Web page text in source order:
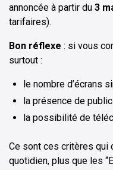
annoncée à partir du 3
tarifaires).
Bon réflexe : si vous
surtout :
le nombre d’écrans
la présence de
la possibilité de
Ce sont ces critères qui
quotidien, plus que les